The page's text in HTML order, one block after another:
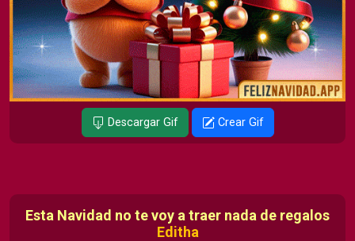
Descargar Gif Crear Gif
Esta Navidad no te voy a traer nada de regalos
Editha